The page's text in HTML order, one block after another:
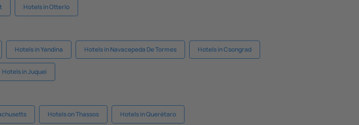
Hotels in Otterlo
Hotels in Yandina Hotels in Navacepeda De Tormes Hotels in Csongrad
Hotels in Juquei
Hotels on Thassos Hotels in Querétaro